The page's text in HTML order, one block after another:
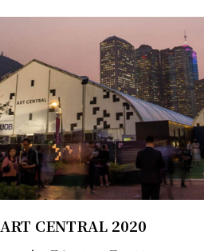
ART CENTRAL 2020